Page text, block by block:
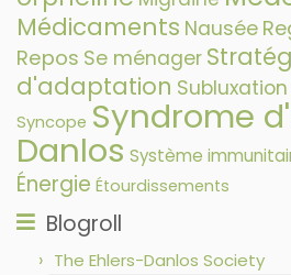
Médicaments Nausée
Repos Se ménager
d'adaptation Subluxation
Syncope Syndrome
Danlos Système
Énergie Étourdissements
Blogroll
The Ehlers-Danlos Society